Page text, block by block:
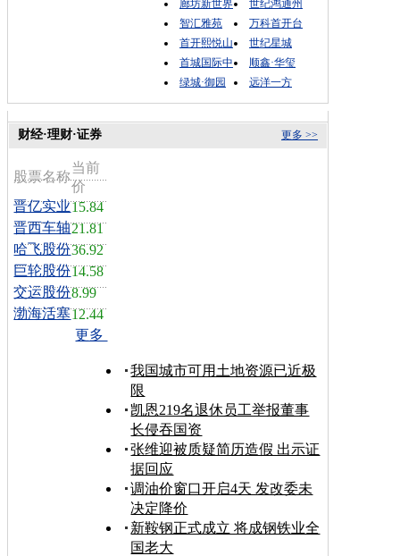
廊坊新世界
世纪鸿通州
智汇雅苑
万科首开台
首开熙悦山
世纪星城
首城国际中
顺鑫·华玺
绿城·御园
远洋一方
更多 >>
财经·理财·证券
股票名称
当前
价
晋亿实业15.84
晋西车轴21.81
哈飞股份36.92
巨轮股份14.58
交运股份8.99
渤海活塞12.44
更多
我国城市可用土地资源已近极
限
凯恩219名退休员工举报董事
长侵吞国资
张维迎被质疑简历造假 出示证
据回应
调油价窗口开启4天 发改委未
决定降价
新鞍钢正式成立 将成钢铁业全
国老大